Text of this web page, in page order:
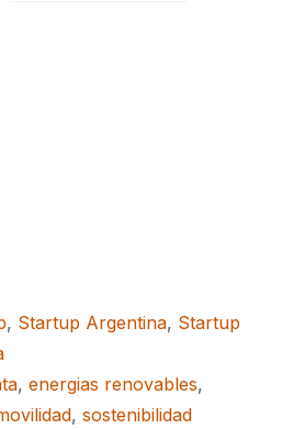
, Startup Argentina, Startup
, energias renovables,
, sostenibilidad